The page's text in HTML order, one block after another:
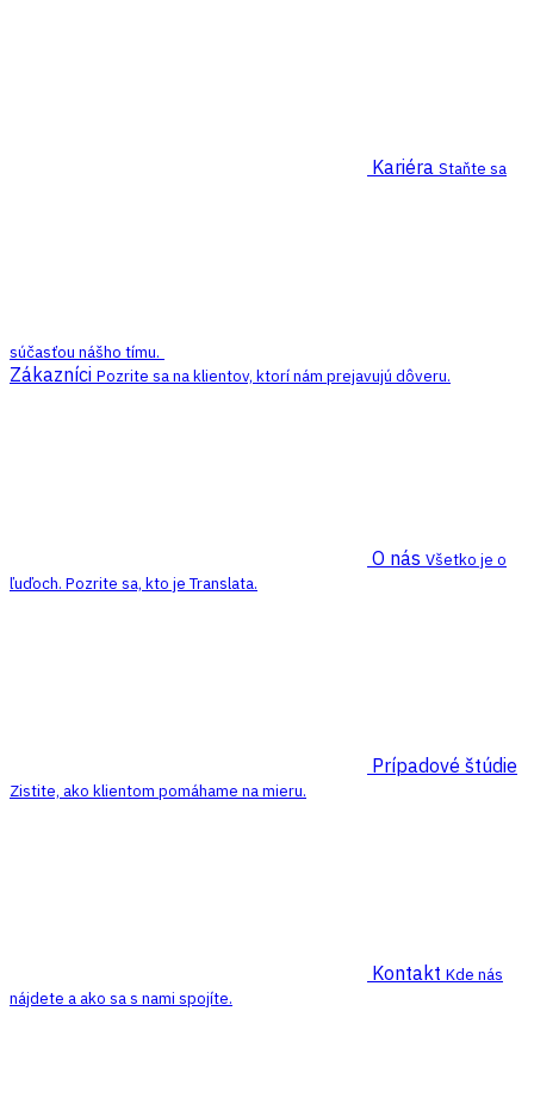
Kariéra Staňte sa
súčasťou nášho tímu.
Zákazníci Pozrite sa na klientov, ktorí nám prejavujú dôveru.
O nás Všetko je o
ľuďoch. Pozrite sa, kto je Translata.
Prípadové štúdie
Zistite, ako klientom pomáhame na mieru.
Kontakt Kde nás
nájdete a ako sa s nami spojíte.